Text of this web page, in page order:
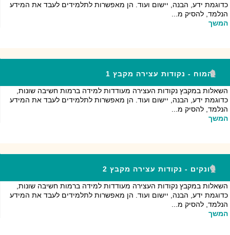
כדוגמת ידע, הבנה, יישום ועוד. הן מאפשרות לתלמידים לעבד את המידע
הנלמד, להסיק מ...
המשך
המוח - נקודות עצירה מקבץ 1
השאלות במקבץ נקודות העצירה מעודדות למידה ברמות חשיבה שונות,
כדוגמת ידע, הבנה, יישום ועוד. הן מאפשרות לתלמידים לעבד את המידע
הנלמד, להסיק מ...
המשך
יונקים - נקודות עצירה מקבץ 2
השאלות במקבץ נקודות העצירה מעודדות למידה ברמות חשיבה שונות,
כדוגמת ידע, הבנה, יישום ועוד. הן מאפשרות לתלמידים לעבד את המידע
הנלמד, להסיק מ...
המשך